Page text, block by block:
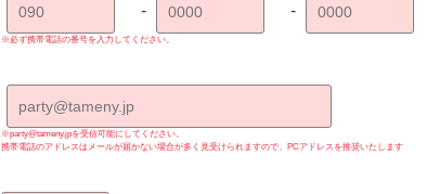
- -
※必ず携帯電話の番号を入力してください。
※party@tameny.jpを受信可能にしてください。
携帯電話のアドレスはメールが届かない場合が多く見受けられますので、PCアドレスを推奨いたします